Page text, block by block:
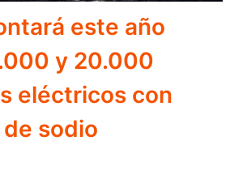
este año
y 20.000
eléctricos con
sodio